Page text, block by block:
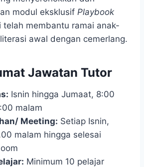
modul eksklusif Playbook
telah membantu ramai anak-
awal dengan cemerlang.
Jawatan Tutor
Isnin hingga Jumaat, 8:00
malam
Meeting: Setiap Isnin,
malam hingga selesai
Minimum 10 pelajar